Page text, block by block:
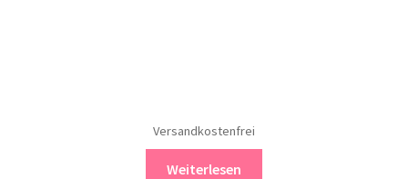
Versandkostenfrei
Weiterlesen